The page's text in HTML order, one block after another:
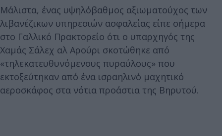
Μάλιστα, ένας υψηλόβαθμος αξιωματούχος των
λιβανέζικων υπηρεσιών ασφαλείας είπε σήμερα
στο Γαλλικό Πρακτορείο ότι ο υπαρχηγός της
Χαμάς Σάλεχ αλ Αρούρι σκοτώθηκε από
«τηλεκατευθυνόμενους πυραύλους» που
εκτοξεύτηκαν από ένα ισραηλινό μαχητικό
αεροσκάφος στα νότια προάστια της Βηρυτού.